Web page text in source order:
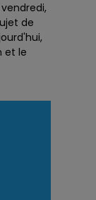
de
et le